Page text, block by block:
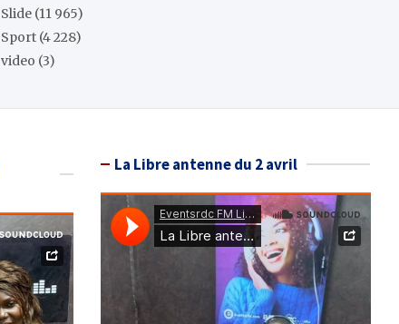
Slide (11 965)
Sport (4 228)
video (3)
La Libre antenne du 2 avril